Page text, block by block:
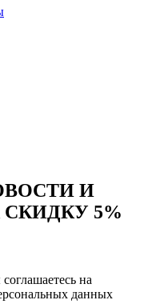
Этот
И
СКИДКУ 5%
на
данных